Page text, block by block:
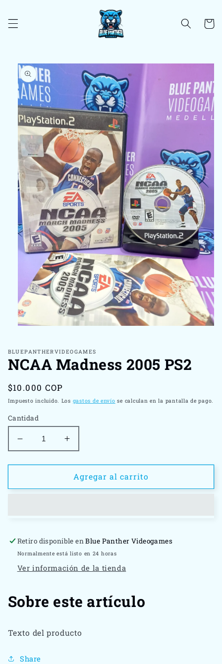
al contenido
Carrito
directamente
a la
información
del producto
1
en
una
BLUEPANTHERVIDEOGAMES
NCAA Madness 2005 PS2
Precio
habitual
$10.000 COP
Impuesto incluido. Los gastos de envío se calculan en la pantalla de pago.
Cantidad
Reducir
cantidad
para
Madness
Aumentar
cantidad
para
NCAA
Madness
Agregar al carrito
Retiro disponible enBlue Panther Videogames
Normalmente está listo en 24 horas
Ver información de la tienda
Sobre este artículo
Texto del producto
Share